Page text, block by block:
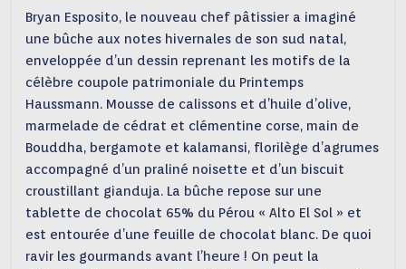
Bryan Esposito, le nouveau chef pâtissier a imaginé
une bûche aux notes hivernales de son sud natal,
enveloppée d’un dessin reprenant les motifs de la
célèbre coupole patrimoniale du Printemps
Haussmann. Mousse de calissons et d’huile d’olive,
marmelade de cédrat et clémentine corse, main de
Bouddha, bergamote et kalamansi, florilège d’agrumes
accompagné d’un praliné noisette et d’un biscuit
croustillant gianduja. La bûche repose sur une
tablette de chocolat 65% du Pérou « Alto El Sol » et
est entourée d’une feuille de chocolat blanc. De quoi
ravir les gourmands avant l’heure ! On peut la